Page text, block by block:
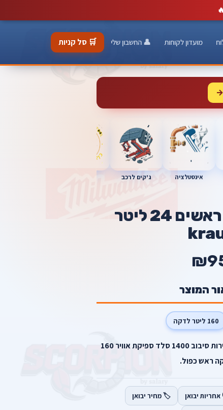
מועדון לקוחות 👤 החשבון שלי 🛒 סל קניות
אינסטלציה ג'קים לרכב
מדחס שקט 2 ראשים 24 ליטר
המוצר
160 ליטר לדקה
מדחס שקט ללא שמן 24 ליטר מהירות סיבוב 1400 סלד ספיקת אוויר 160
ראש כפול.
יבואן 🏷️ מחיר יבואן